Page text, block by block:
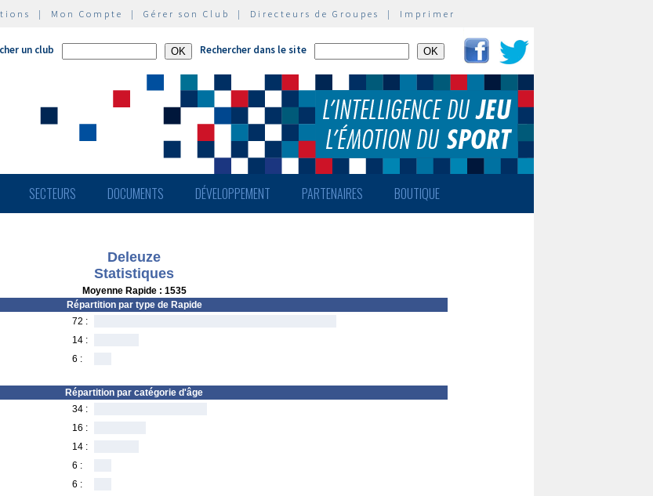
| Mon Compte | Gérer son Club | Directeurs de Groupes | Imprimer
un club Rechercher dans le site
SECTEURS DOCUMENTS DÉVELOPPEMENT PARTENAIRES BOUTIQUE
Deleuze
Statistiques
Moyenne Rapide : 1535
Répartition par type de Rapide
72 :
14 :
6 :
Répartition par catégorie d'âge
34 :
16 :
14 :
6 :
6 :